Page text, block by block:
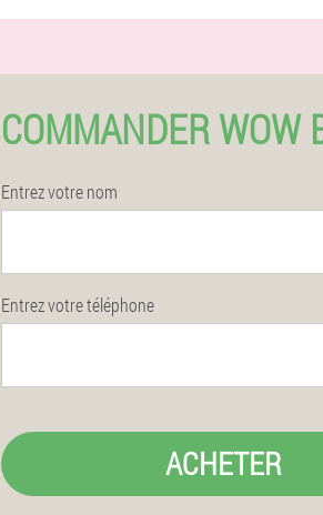
COMMANDER WOW
Entrez votre nom
Entrez votre téléphone
ACHETER